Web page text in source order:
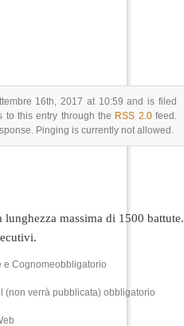
16th, 2017 at 10:59 and is filed
to this entry through the RSS 2.0feed.
Pinging is currently not allowed.
massima di 1500 battute.
e Cognomeobbligatorio
(non verrà pubblicata) obbligatorio